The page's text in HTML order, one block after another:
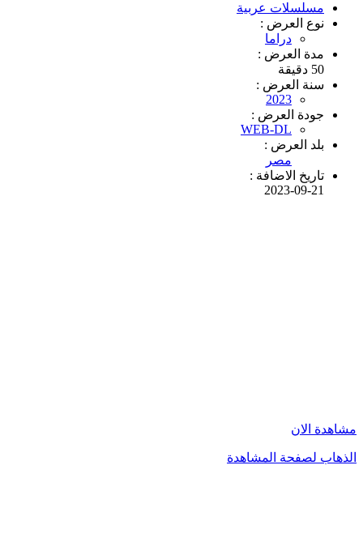
مسلسلات عربية
نوع العرض :
دراما
مدة العرض :
50 دقيقة
سنة العرض :
2023
جودة العرض :
WEB-DL
بلد العرض :
مصر
تاريخ الاضافة :
2023-09-21
مشاهدة الان
الذهاب لصفحة المشاهدة